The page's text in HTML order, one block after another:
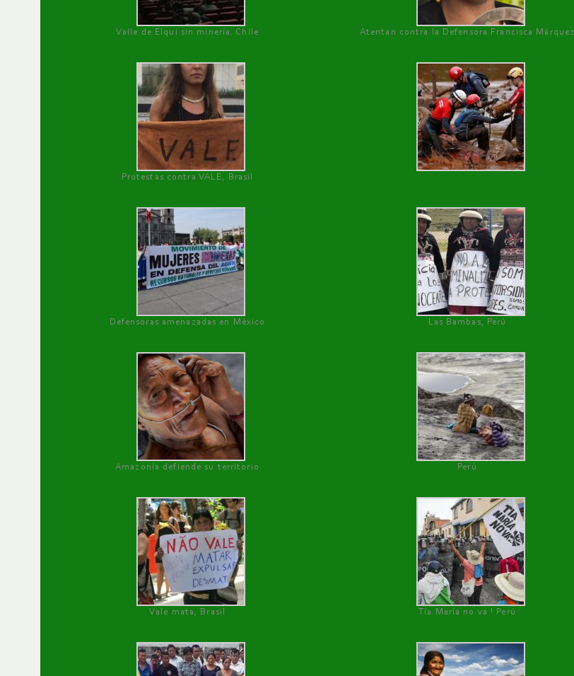
Valle de Elqui sin minería. Chile Atentan contra la Defensora Francisca Márquez
Protestas contra VALE, Brasil
Defensoras amenazadas en México Las Bambas, Perú
Amazonía defiende su territorio Perú
Vale mata, Brasil Tía María no va ! Perú